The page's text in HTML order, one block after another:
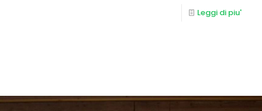
Leggi di piu'